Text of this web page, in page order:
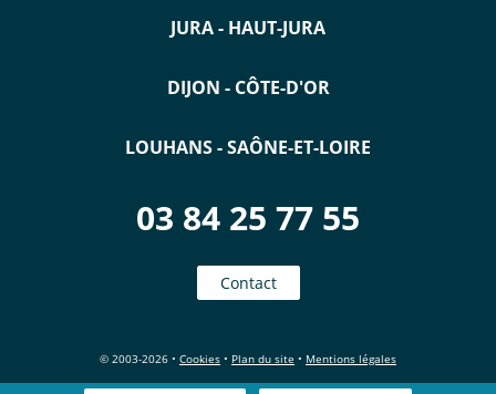
JURA - HAUT-JURA
DIJON - CÔTE-D'OR
LOUHANS - SAÔNE-ET-LOIRE
03 84 25 77 55
Contact
© 2003-2026 • Cookies • Plan du site • Mentions légales